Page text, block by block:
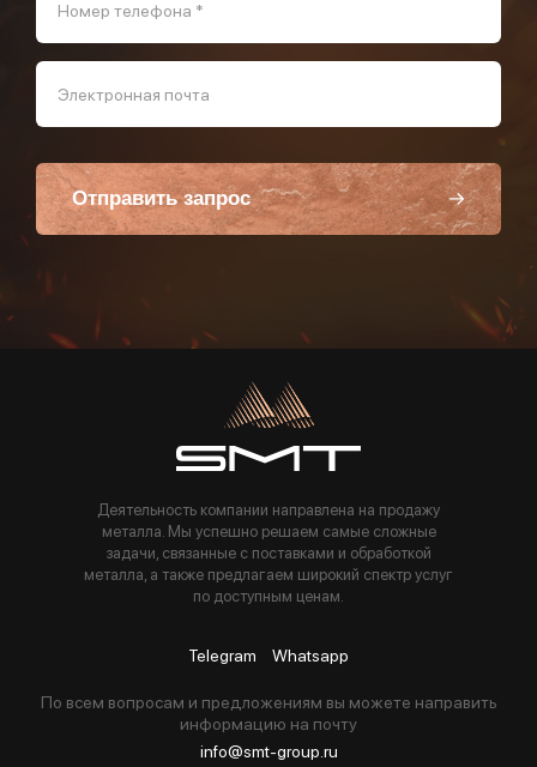
Номер телефона *
Электронная почта
Отправить запрос
Пользуясь данной формой вы соглашаетесь с политикой компании
Деятельность компании направлена на продажу
металла. Мы успешно решаем самые сложные
задачи, связанные с поставками и обработкой
металла, а также предлагаем широкий спектр услуг
по доступным ценам.
Telegram Whatsapp
По всем вопросам и предложениям вы можете направить
информацию на почту
info@smt-group.ru